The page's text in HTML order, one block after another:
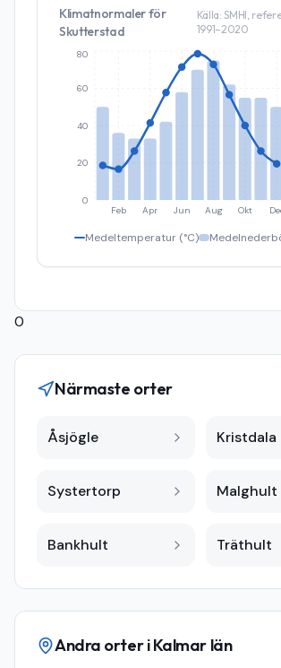
Klimatnormaler för
Skutterstad
Källa: SMHI,
1991–2020
Feb Apr Jun Aug Okt
0
20
40
60
80
Medeltemperatur (°C)
0
Närmaste orter
Åsjögle Kristdala
Systertorp Malghult
Bankhult Träthult
Andra orter iKalmar län